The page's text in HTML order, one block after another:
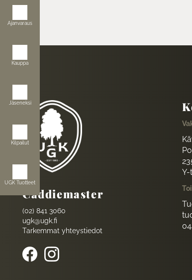
Ajanvaraus
Kauppa
Jäseneksi
Kilpailut
UGK Tuotteet
Caddiemaster
(02) 841 3060
ugk@ugk.fi
Tarkemmat yhteystiedot
Y-